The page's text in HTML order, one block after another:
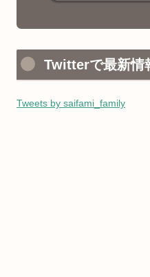
Twitterで最新情
Tweets by saifami_family